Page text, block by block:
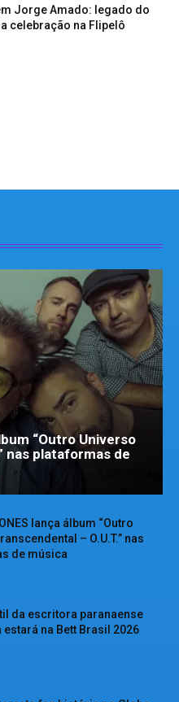
Jorge Amado: legado do
celebração na Flipelô
“Outro Universo
nas plataformas de
lança álbum “Outro
– O.U.T.” nas
de música
da escritora paranaense
estará na Bett Brasil 2026